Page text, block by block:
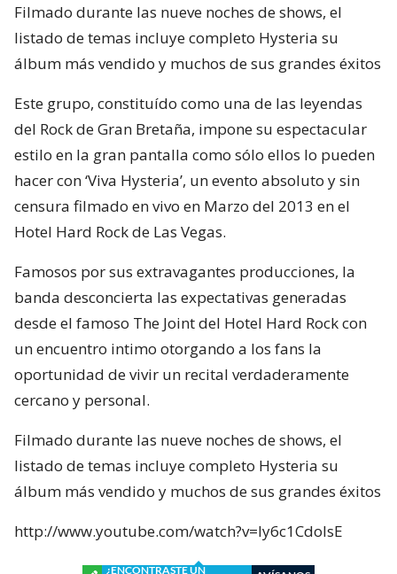
Filmado durante las nueve noches de shows, el
listado de temas incluye completo Hysteria su
álbum más vendido y muchos de sus grandes éxitos
Este grupo, constituído como una de las leyendas
del Rock de Gran Bretaña, impone su espectacular
estilo en la gran pantalla como sólo ellos lo pueden
hacer con ‘Viva Hysteria’, un evento absoluto y sin
censura filmado en vivo en Marzo del 2013 en el
Hotel Hard Rock de Las Vegas.
Famosos por sus extravagantes producciones, la
banda desconcierta las expectativas generadas
desde el famoso The Joint del Hotel Hard Rock con
un encuentro intimo otorgando a los fans la
oportunidad de vivir un recital verdaderamente
cercano y personal.
Filmado durante las nueve noches de shows, el
listado de temas incluye completo Hysteria su
álbum más vendido y muchos de sus grandes éxitos
http://www.youtube.com/watch?v=Iy6c1CdolsE
¿ENCONTRASTE UN